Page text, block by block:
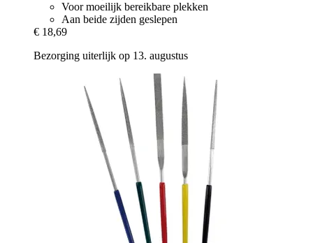
Voor moeilijk bereikbare plekken
Aan beide zijden geslepen
€ 18,69
Bezorging uiterlijk op 13. augustus